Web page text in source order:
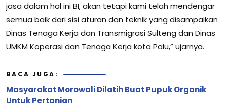
jasa dalam hal ini BI, akan tetapi kami telah mendengar
semua baik dari sisi aturan dan teknik yang disampaikan
Dinas Tenaga Kerja dan Transmigrasi Sulteng dan Dinas
UMKM Koperasi dan Tenaga Kerja kota Palu,” ujarnya.
BACA JUGA:
Masyarakat Morowali Dilatih Buat Pupuk Organik
Untuk Pertanian